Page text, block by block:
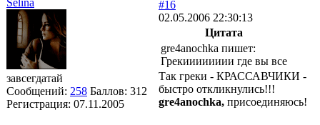
завсегдатай
Сообщений: 258 Баллов: 312
Регистрация: 07.11.2005
#16
02.05.2006 22:30:13
Цитата
gre4anochka пишет:
Грекииииииии где вы все
Так греки - КРАССАВЧИКИ -
быстро откликнулись!!!
gre4anochka, присоединяюсь!